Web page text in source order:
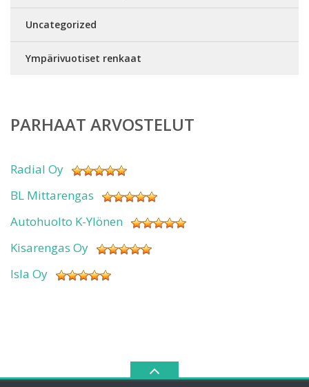
Uncategorized
Ympärivuotiset renkaat
PARHAAT ARVOSTELUT
Radial Oy
BL Mittarengas
Autohuolto K-Ylönen
Kisarengas Oy
Isla Oy